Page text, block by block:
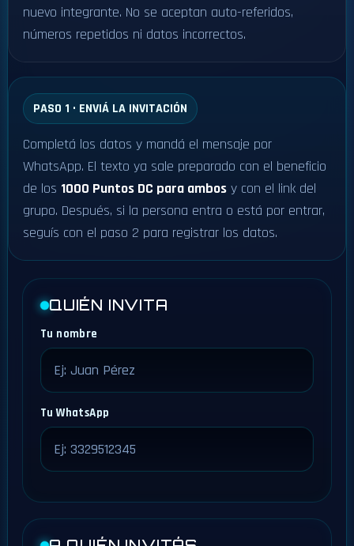
nuevo integrante. No se aceptan auto-referidos,
números repetidos ni datos incorrectos.
PASO 1 · ENVIÁ LA INVITACIÓN
Completá los datos y mandá el mensaje por
WhatsApp. El texto ya sale preparado con el beneficio
de los 1000 Puntos DC para ambos y con el link del
grupo. Después, si la persona entra o está por entrar,
seguís con el paso 2 para registrar los datos.
QUIÉN INVITA
Tu nombre
Tu WhatsApp